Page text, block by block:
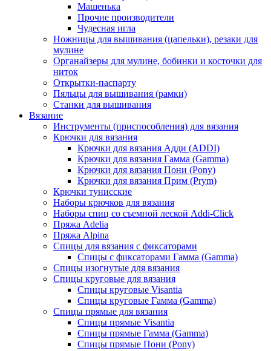
Машенька
Прочие производители
Чудесная игла
Ножницы для вышивания (цапельки), резаки для
мулине
Органайзеры для мулине, бобинки и косточки для
ниток
Открытки-паспарту
Пяльцы для вышивания (рамки)
Станки для вышивания
Вязание
Инструменты (приспособления) для вязания
Крючки для вязания
Крючки для вязания Адди (ADDI)
Крючки для вязания Гамма (Gamma)
Крючки для вязания Пони (Pony)
Крючки для вязания Прим (Prym)
Крючки тунисские
Наборы крючков для вязания
Наборы спиц со съемной леской Addi-Click
Пряжа Adelia
Пряжа Alpina
Спицы для вязания с фиксаторами
Спицы с фиксаторами Гамма (Gamma)
Спицы изогнутые для вязания
Спицы круговые для вязания
Спицы круговые Visantia
Спицы круговые Гамма (Gamma)
Спицы прямые для вязания
Спицы прямые Visantia
Спицы прямые Гамма (Gamma)
Спицы прямые Пони (Pony)